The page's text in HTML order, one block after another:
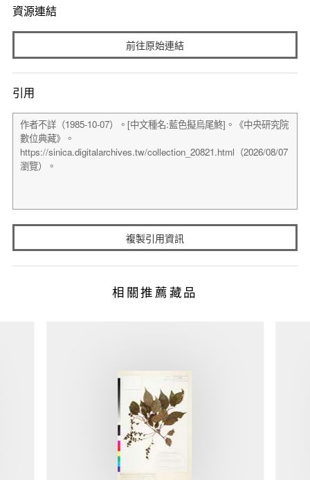
資源連結
前往原始連結
引用
複製引用資訊
相關推薦藏品